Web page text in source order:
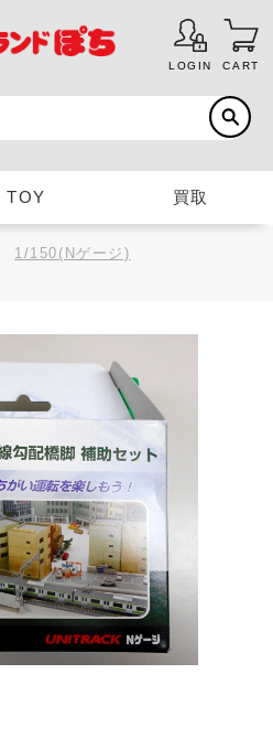
LOGIN CART
TOY 買取
1/150(Nゲージ)